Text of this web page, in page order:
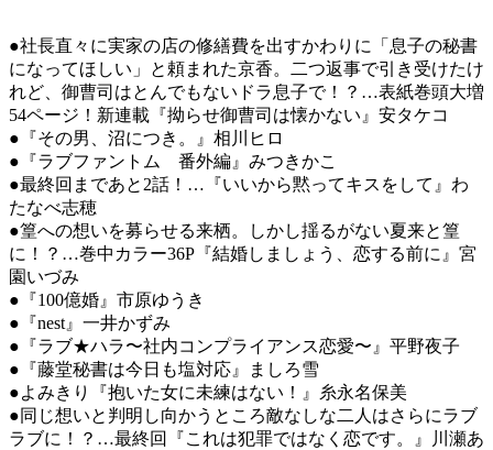
●社長直々に実家の店の修繕費を出すかわりに「息子の秘書
になってほしい」と頼まれた京香。二つ返事で引き受けたけ
れど、御曹司はとんでもないドラ息子で！？…表紙巻頭大増
54ページ！新連載『拗らせ御曹司は懐かない』安タケコ
●『その男、沼につき。』相川ヒロ
●『ラブファントム 番外編』みつきかこ
●最終回まであと2話！…『いいから黙ってキスをして』わ
たなべ志穂
●篁への想いを募らせる来栖。しかし揺るがない夏来と篁
に！？…巻中カラー36P『結婚しましょう、恋する前に』宮
園いづみ
●『100億婚』市原ゆうき
●『nest』一井かずみ
●『ラブ★ハラ〜社内コンプライアンス恋愛〜』平野夜子
●『藤堂秘書は今日も塩対応』ましろ雪
●よみきり『抱いた女に未練はない！』糸永名保美
●同じ想いと判明し向かうところ敵なしな二人はさらにラブ
ラブに！？…最終回『これは犯罪ではなく恋です。』川瀬あ